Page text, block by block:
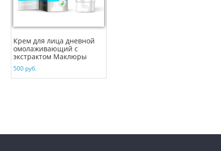
Крем для лица дневной
омолаживающий с
экстрактом Маклюры
500 руб.